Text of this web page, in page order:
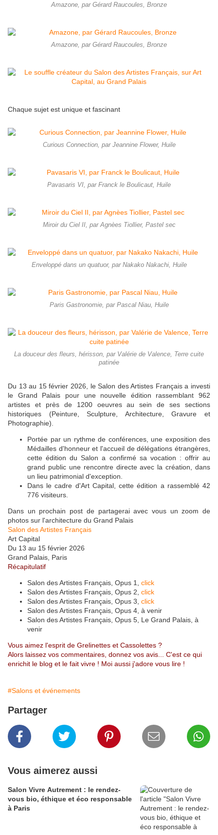
Amazone, par Gérard Raucoules, Bronze
Amazone, par Gérard Raucoules, Bronze
Chaque sujet est unique et fascinant
Curious Connection, par Jeannine Flower, Huile
Pavasaris VI, par Franck le Boulicaut, Huile
Miroir du Ciel II, par Agnèes Tiollier, Pastel sec
Enveloppé dans un quatuor, par Nakako Nakachi, Huile
Paris Gastronomie, par Pascal Niau, Huile
La douceur des fleurs, hérisson, par Valérie de Valence, Terre cuite
patinée
Du 13 au 15 février 2026, le Salon des Artistes Français a investi
le Grand Palais pour une nouvelle édition rassemblant 962
artistes et près de 1200 oeuvres au sein de ses sections
historiques (Peinture, Sculpture, Architecture, Gravure et
Photographie).
Portée par un rythme de conférences, une exposition des
Médailles d'honneur et l'accueil de délégations étrangères,
cette édition du Salon a confirmé sa vocation : offrir au
grand public une rencontre directe avec la création, dans
un lieu patrimonial d'exception.
Dans le cadre d'Art Capital, cette édition a rassemblé 42
776 visiteurs.
Dans un prochain post de partagerai avec vous un zoom de
photos sur l'architecture du Grand Palais
Salon des Artistes Français
Art Capital
Du 13 au 15 février 2026
Grand Palais, Paris
Récapitulatif
Salon des Artistes Français, Opus 1, click
Salon des Artistes Français, Opus 2, click
Salon des Artistes Français, Opus 3, click
Salon des Artistes Français, Opus 4, à venir
Salon des Artistes Français, Opus 5, Le Grand Palais, à
venir
Vous aimez l'esprit de Grelinettes et Cassolettes ?
Alors laissez vos commentaires, donnez vos avis... C'est ce qui
enrichit le blog et le fait vivre ! Moi aussi j'adore vous lire !
#Salons et événements
Partager
Vous aimerez aussi
Salon Vivre Autrement : le rendez-
vous bio, éthique et éco responsable
à Paris